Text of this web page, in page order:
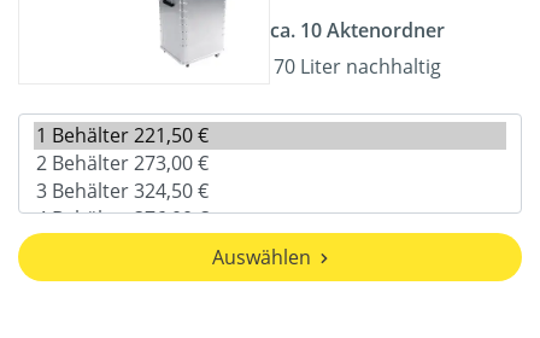
ca. 10 Aktenordner
70 Liter nachhaltig
Auswählen